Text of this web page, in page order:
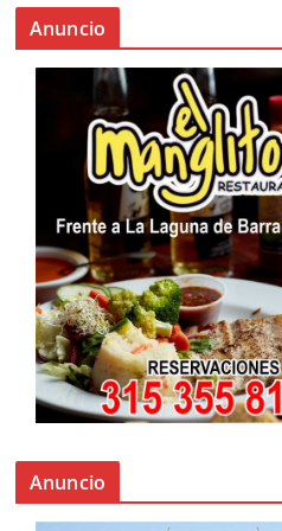
Anuncio
Anuncio